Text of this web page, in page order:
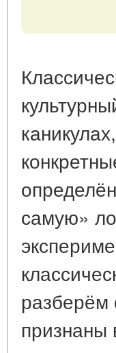
самую»
разберём
признаны